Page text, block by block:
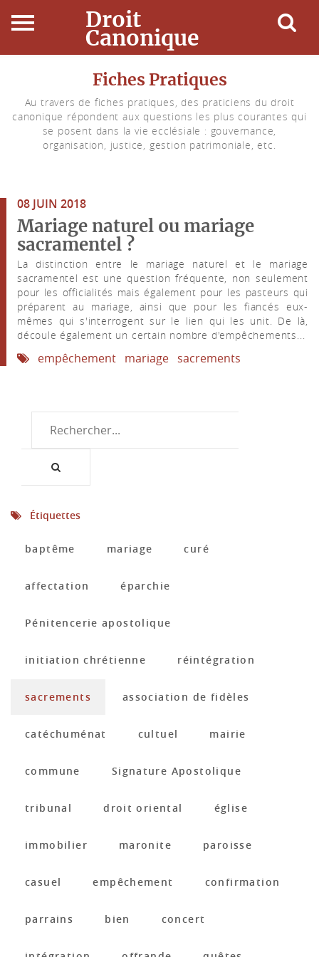
Droit
Canonique
Droit Canonique
Ressources
Connexion
Fiches Pratiques
Au travers de fiches pratiques, des praticiens du droit
canonique répondent aux questions les plus courantes qui
se posent dans la vie ecclésiale : gouvernance,
organisation, justice, gestion patrimoniale, etc.
08 JUIN 2018
Mariage naturel ou mariage
sacramentel ?
La distinction entre le mariage naturel et le mariage
sacramentel est une question fréquente, non seulement
pour les officialités mais également pour les pasteurs qui
préparent au mariage, ainsi que pour les fiancés eux-
mêmes qui s'interrogent sur le lien qui les unit. De là,
découle également un certain nombre d'empêchements...
empêchement mariage sacrements
Étiquettes
baptême mariage curé
affectation éparchie
Pénitencerie apostolique
initiation chrétienne réintégration
sacrements association de fidèles
catéchuménat cultuel mairie
commune Signature Apostolique
tribunal droit oriental église
immobilier maronite paroisse
casuel empêchement confirmation
parrains bien concert